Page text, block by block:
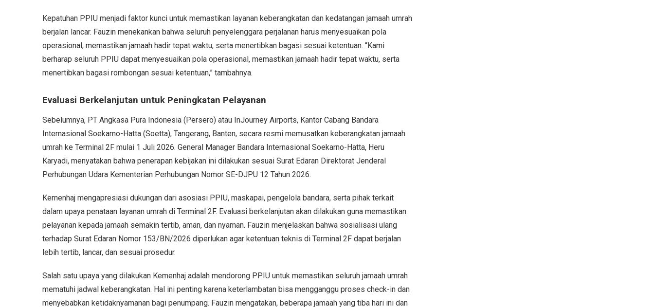
Kepatuhan PPIU menjadi faktor kunci untuk memastikan layanan keberangkatan dan kedatangan jamaah umrah
berjalan lancar. Fauzin menekankan bahwa seluruh penyelenggara perjalanan harus menyesuaikan pola
operasional, memastikan jamaah hadir tepat waktu, serta menertibkan bagasi sesuai ketentuan. “Kami
berharap seluruh PPIU dapat menyesuaikan pola operasional, memastikan jamaah hadir tepat waktu, serta
menertibkan bagasi rombongan sesuai ketentuan,” tambahnya.
Evaluasi Berkelanjutan untuk Peningkatan Pelayanan
Sebelumnya, PT Angkasa Pura Indonesia (Persero) atau InJourney Airports, Kantor Cabang Bandara
Internasional Soekarno-Hatta (Soetta), Tangerang, Banten, secara resmi memusatkan keberangkatan jamaah
umrah ke Terminal 2F mulai 1 Juli 2026. General Manager Bandara Internasional Soekarno-Hatta, Heru
Karyadi, menyatakan bahwa penerapan kebijakan ini dilakukan sesuai Surat Edaran Direktorat Jenderal
Perhubungan Udara Kementerian Perhubungan Nomor SE-DJPU 12 Tahun 2026.
Kemenhaj mengapresiasi dukungan dari asosiasi PPIU, maskapai, pengelola bandara, serta pihak terkait
dalam upaya penataan layanan umrah di Terminal 2F. Evaluasi berkelanjutan akan dilakukan guna memastikan
pelayanan kepada jamaah semakin tertib, aman, dan nyaman. Fauzin menjelaskan bahwa sosialisasi ulang
terhadap Surat Edaran Nomor 153/BN/2026 diperlukan agar ketentuan teknis di Terminal 2F dapat berjalan
lebih tertib, lancar, dan sesuai prosedur.
Salah satu upaya yang dilakukan Kemenhaj adalah mendorong PPIU untuk memastikan seluruh jamaah umrah
mematuhi jadwal keberangkatan. Hal ini penting karena keterlambatan bisa mengganggu proses check-in dan
menyebabkan ketidaknyamanan bagi penumpang. Fauzin mengatakan, beberapa jamaah yang tiba hari ini dan